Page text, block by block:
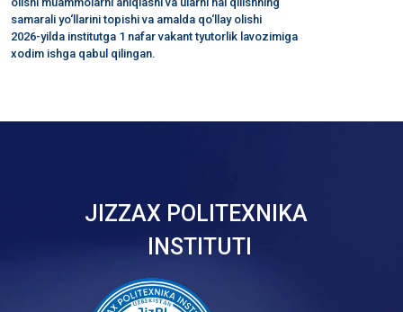
samarali yo‘llarini topishi va amalda qo‘llay olishi
2026-yilda institutga 1 nafar vakant tyutorlik lavozimiga
xodim ishga qabul qilingan.
JIZZAX POLITEXNIKA
INSTITUTI